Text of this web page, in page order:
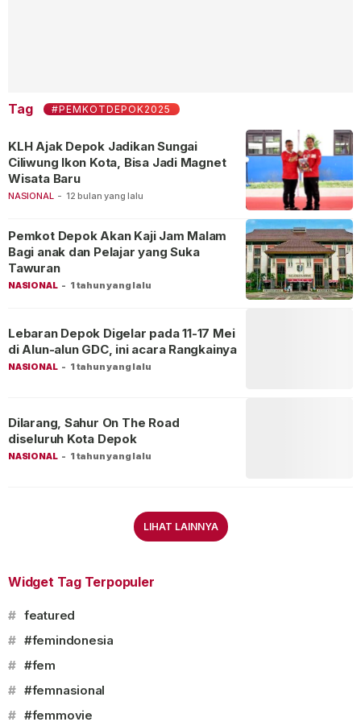
Tag #PEMKOTDEPOK2025
NASIONAL - 12 bulan yang lalu
KLH Ajak Depok Jadikan Sungai
Ciliwung Ikon Kota, Bisa Jadi Magnet
Wisata Baru
NASIONAL - 1 tahun yang lalu
Pemkot Depok Akan Kaji Jam Malam
Bagi anak dan Pelajar yang Suka
Tawuran
NASIONAL - 1 tahun yang lalu
Lebaran Depok Digelar pada 11-17 Mei
di Alun-alun GDC, ini acara Rangkainya
NASIONAL - 1 tahun yang lalu
Dilarang, Sahur On The Road
diseluruh Kota Depok
LIHAT LAINNYA
Widget Tag Terpopuler
# featured
# #femindonesia
# #fem
# #femnasional
# #femmovie